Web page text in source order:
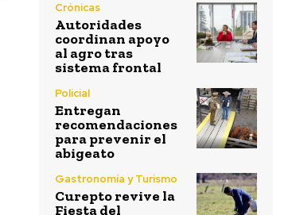
Crónicas
Autoridades
coordinan apoyo
al agro tras
sistema frontal
Policial
Entregan
recomendaciones
para prevenir el
abigeato
Gastronomía y Turismo
Curepto revive la
Fiesta del